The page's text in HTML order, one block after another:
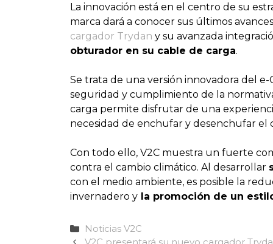
La innovación está en el centro de su
marca dará a conocer sus últimos
cargador Trydan y su avanzada
obturador en su cable de carga.
Se trata de una versión innovadora del
seguridad y cumplimiento de la
carga permite disfrutar de una
necesidad de enchufar y desenchufar
Con todo ello, V2C muestra un fuerte
contra el cambio climático. Al desarrollar
con el medio ambiente, es posible la
invernadero yla promoción de un
Categorías
Noticias V2C
V2C presentará su nuevo cargador